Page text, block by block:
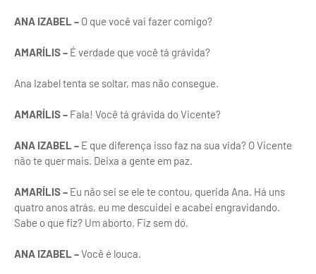
ANA IZABEL – O que você vai fazer comigo?
AMARÍLIS – É verdade que você tá grávida?
Ana Izabel tenta se soltar, mas não consegue.
AMARÍLIS – Fala! Você tá grávida do Vicente?
ANA IZABEL – E que diferença isso faz na sua vida? O Vicente
não te quer mais. Deixa a gente em paz.
AMARÍLIS – Eu não sei se ele te contou, querida Ana. Há uns
quatro anos atrás, eu me descuidei e acabei engravidando.
Sabe o que fiz? Um aborto. Fiz sem dó.
ANA IZABEL –Você é louca.